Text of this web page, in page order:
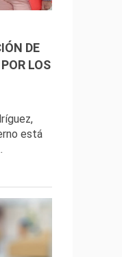
DE
LOS
está